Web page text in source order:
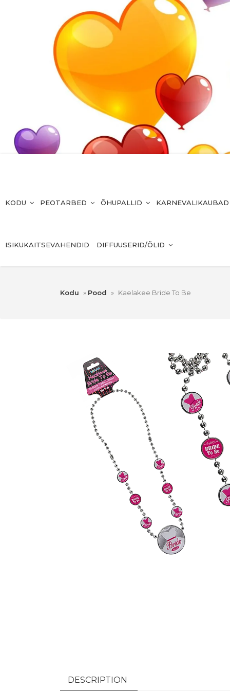
KODU PEOTARBED ÕHUPALLID KARNEVALIKAUBAD
ISIKUKAITSEVAHENDID DIFFUUSERID/ÕLID
Kodu » Pood » Kaelakee Bride To Be
DESCRIPTION